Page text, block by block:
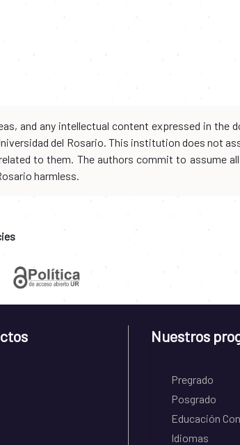
and any intellectual content expressed in
del Rosario. This institution does not
to them. The authors commit to assume
harmless.
Nuestros
Pregrado
Posgrado
Educación
Idiomas